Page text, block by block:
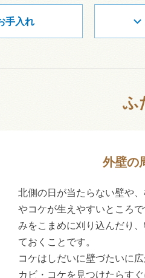
手入れ
ふ
外壁の
北側の日が当たらない壁や
やコケが生えやすいところ
みをこまめに刈り込んだり
ておくことです。
コケはしだいに壁づたいに
カビ・コケを見つけたらす